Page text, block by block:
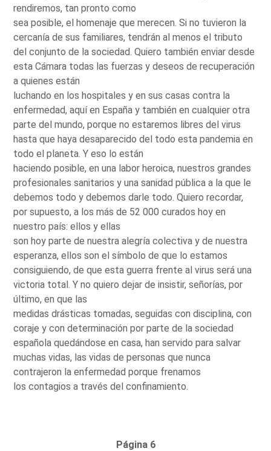
rendiremos, tan pronto como
sea posible, el homenaje que merecen. Si no tuvieron la
cercanía de sus familiares, tendrán al menos el tributo
del conjunto de la sociedad. Quiero también enviar desde
esta Cámara todas las fuerzas y deseos de recuperación
a quienes están
luchando en los hospitales y en sus casas contra la
enfermedad, aquí en España y también en cualquier otra
parte del mundo, porque no estaremos libres del virus
hasta que haya desaparecido del todo esta pandemia en
todo el planeta. Y eso lo están
haciendo posible, en una labor heroica, nuestros grandes
profesionales sanitarios y una sanidad pública a la que le
debemos todo y debemos darle todo. Quiero recordar,
por supuesto, a los más de 52 000 curados hoy en
nuestro país: ellos y ellas
son hoy parte de nuestra alegría colectiva y de nuestra
esperanza, ellos son el símbolo de que lo estamos
consiguiendo, de que esta guerra frente al virus será una
victoria total. Y no quiero dejar de insistir, señorías, por
último, en que las
medidas drásticas tomadas, seguidas con disciplina, con
coraje y con determinación por parte de la sociedad
española quedándose en casa, han servido para salvar
muchas vidas, las vidas de personas que nunca
contrajeron la enfermedad porque frenamos
los contagios a través del confinamiento.
Página 6